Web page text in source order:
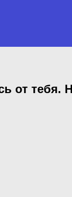
от